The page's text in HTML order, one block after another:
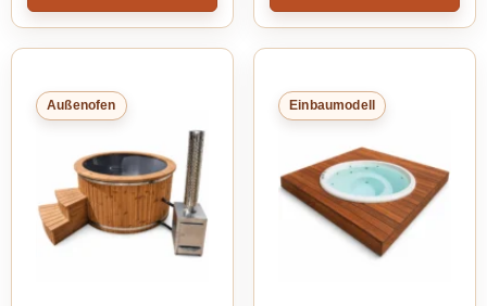
Außenofen Einbaumodell